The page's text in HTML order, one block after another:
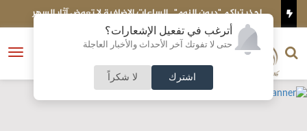
أترغب في تفعيل الإشعارات؟
حتى لا تفوتك آخر الأحداث والأخبار العاجلة
اشترك لا شكراً
احذر تراكم "ديون النوم".. الساعات الإضافية لا تعوض آثار السهر
فتح
الناشر و رئيس التحرير
النسخة الكاملة